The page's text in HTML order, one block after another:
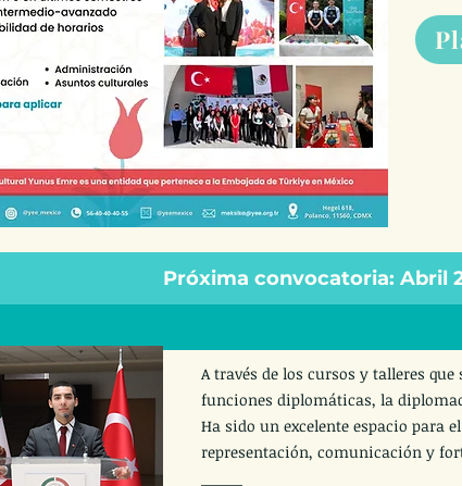
Próxima convocatoria: Abril
A través de los cursos y talleres
funciones diplomáticas, la
Ha sido un excelente espacio para
representación, comunicación y